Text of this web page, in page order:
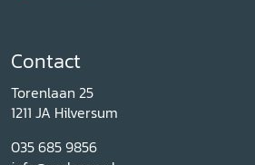
Contact
Torenlaan 25
1211 JA Hilversum
035 685 9856